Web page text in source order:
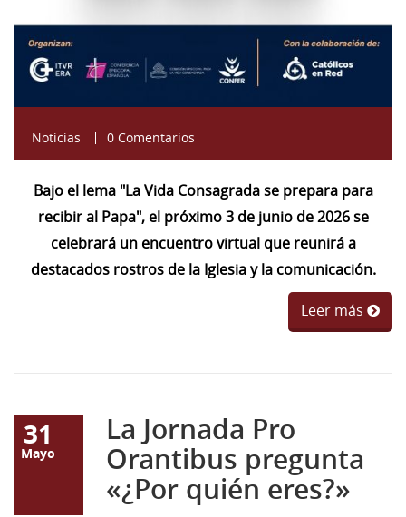
Noticias 0 Comentarios
Bajo el lema "La Vida Consagrada se prepara para
recibir al Papa", el próximo 3 de junio de 2026 se
celebrará un encuentro virtual que reunirá a
destacados rostros de la Iglesia y la comunicación.
Leer más
31
Mayo
La Jornada Pro
Orantibus pregunta
«¿Por quién eres?»